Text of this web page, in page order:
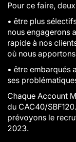
Pour ce faire,
• être plus
nous engagerons
rapide à nos
où nous
• être embarqués
ses
Chaque Account
du CAC40/
prévoyons le
2023.